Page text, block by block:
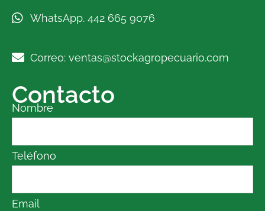
WhatsApp. 442 665 9076
Correo: ventas@stockagropecuario.com
Contacto
Nombre
Teléfono
Email